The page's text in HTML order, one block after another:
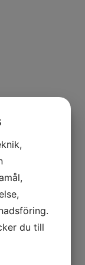
av
du till